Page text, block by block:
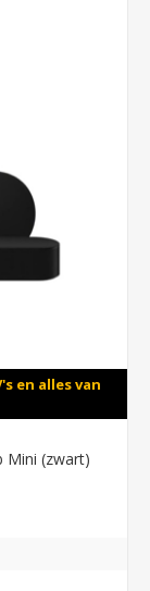
en alles van
Mini (zwart)